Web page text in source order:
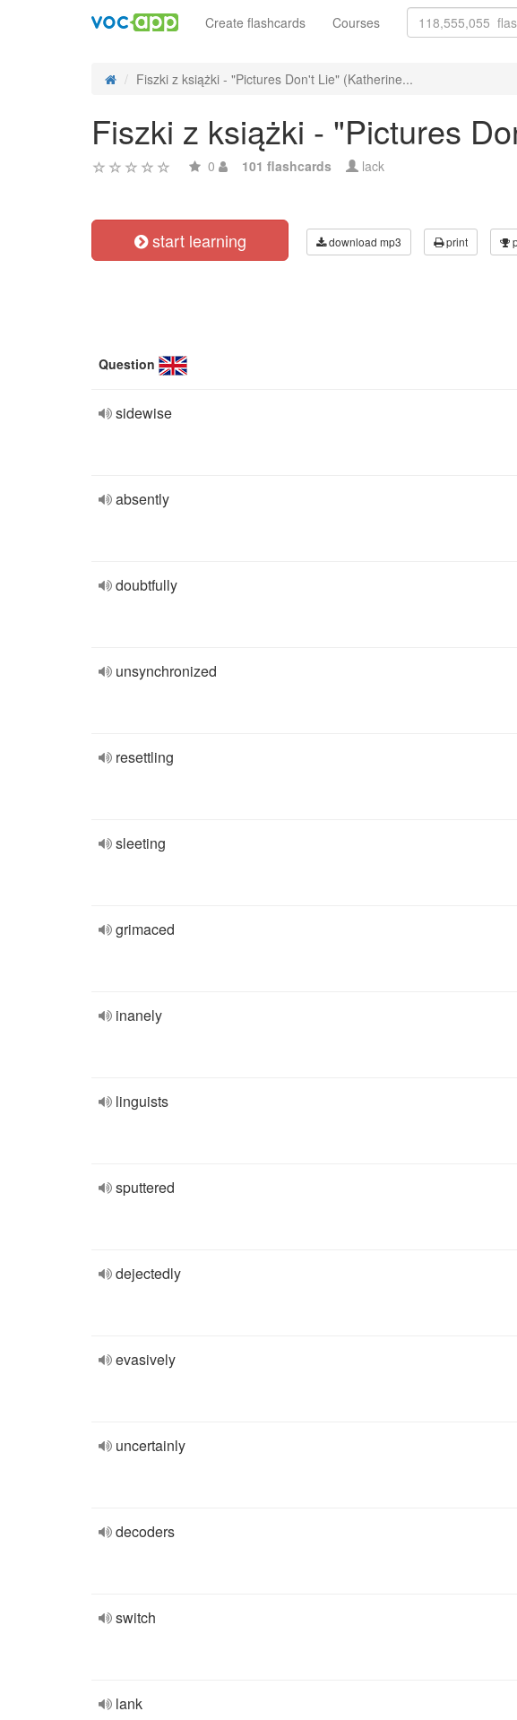
Create flashcards Courses
Fiszki z książki - "Pictures Don't Lie" (Katherine...
Fiszki z książki - "Pictures
0 101 flashcards lack
start learning download mp3 print
Question
sidewise
absently
doubtfully
unsynchronized
resettling
sleeting
grimaced
inanely
linguists
sputtered
dejectedly
evasively
uncertainly
decoders
switch
lank